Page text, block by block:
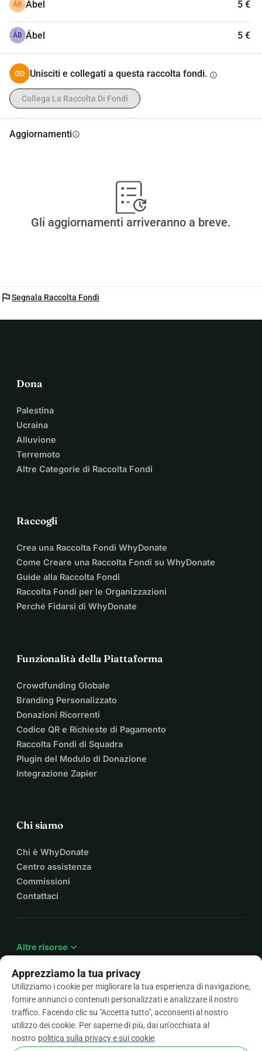
ÁB Ábel 5 €
ÁB Ábel 5 €
Unisciti e collegati a questa raccolta fondi. info
Collega La Raccolta Di Fondi
Aggiornamentiinfo
Gli aggiornamenti arriveranno a breve.
flagSegnala Raccolta Fondi
Dona
Palestina
Ucraina
Alluvione
Terremoto
Altre Categorie di Raccolta Fondi
Raccogli
Crea una Raccolta Fondi WhyDonate
Come Creare una Raccolta Fondi su WhyDonate
Guide alla Raccolta Fondi
Raccolta Fondi per le Organizzazioni
Perché Fidarsi di WhyDonate
Funzionalità della Piattaforma
Crowdfunding Globale
Branding Personalizzato
Donazioni Ricorrenti
Codice QR e Richieste di Pagamento
Raccolta Fondi di Squadra
Plugin del Modulo di Donazione
Integrazione Zapier
Chi siamo
Chi è WhyDonate
Centro assistenza
Commissioni
Contattaci
Altre risorse expand_more
It arrow_drop_down
★★★★★4,9 / 5 basato su oltre 500 recensioni
Apprezziamo la tua privacy
Utilizziamo i cookie per migliorare la tua esperienza di navigazione,
fornire annunci o contenuti personalizzati e analizzare il nostro
traffico. Facendo clic su "Accetta tutto", acconsenti al nostro
utilizzo dei cookie. Per saperne di più, dai un'occhiata al
nostro politica sulla privacy e sui cookie.